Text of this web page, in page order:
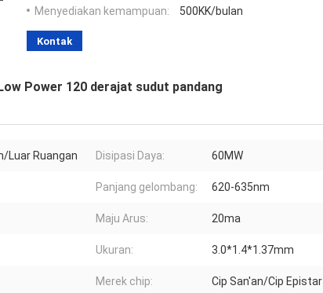
Menyediakan kemampuan:
500KK/bulan
Kontak
Power 120 derajat sudut pandang
Luar Ruangan Disipasi Daya: 60MW
Panjang gelombang: 620-635nm
Maju Arus: 20ma
Ukuran: 3.0*1.4*1.37mm
Merek chip: Cip San'an/Cip Epistar